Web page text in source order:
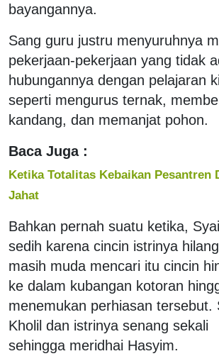
bayangannya.
Sang guru justru menyuruhnya
pekerjaan-pekerjaan yang tidak
hubungannya dengan pelajaran
seperti mengurus ternak,
kandang, dan memanjat pohon.
Baca Juga :
Ketika Totalitas Kebaikan Pesantren
Jahat
Bahkan pernah suatu ketika,
sedih karena cincin istrinya
masih muda mencari itu cincin
ke dalam kubangan kotoran
menemukan perhiasan tersebut.
Kholil dan istrinya senang sekali
sehingga meridhai Hasyim.